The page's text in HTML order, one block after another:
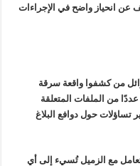
عن انحياز واضح في الإجراءات
من كشفوا واقعة سرقة
من الملفات المتعلقة
تساؤلات حول دوافع البلاغ
مع الزميل تُسيء إلى أي